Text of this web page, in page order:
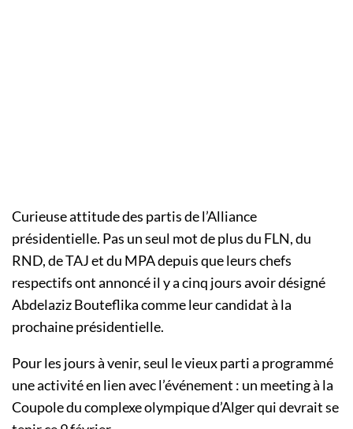
Curieuse attitude des partis de l’Alliance
présidentielle. Pas un seul mot de plus du FLN, du
RND, de TAJ et du MPA depuis que leurs chefs
respectifs ont annoncé il y a cinq jours avoir désigné
Abdelaziz Bouteflika comme leur candidat à la
prochaine présidentielle.
Pour les jours à venir, seul le vieux parti a programmé
une activité en lien avec l’événement : un meeting à la
Coupole du complexe olympique d’Alger qui devrait se